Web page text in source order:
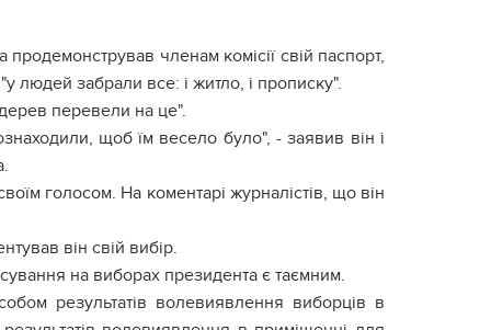
членам комісії свій паспорт,
людей забрали все: і житло, і прописку".
перевели на це".
щоб їм весело було", - заявив він і
голосом. На коментарі журналістів, що він
він свій вибір.
на виборах президента є таємним.
результатів волевиявлення виборців в